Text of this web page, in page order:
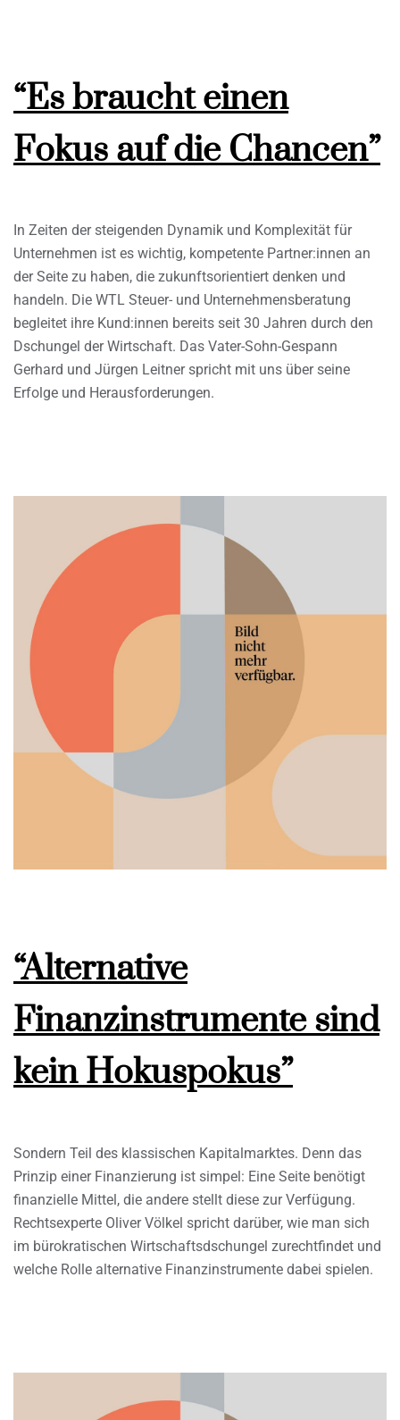
“Es braucht einen
Fokus auf die Chancen”
In Zeiten der steigenden Dynamik und Komplexität für
Unternehmen ist es wichtig, kompetente Partner:innen an
der Seite zu haben, die zukunftsorientiert denken und
handeln. Die WTL Steuer- und Unternehmensberatung
begleitet ihre Kund:innen bereits seit 30 Jahren durch den
Dschungel der Wirtschaft. Das Vater-Sohn-Gespann
Gerhard und Jürgen Leitner spricht mit uns über seine
Erfolge und Herausforderungen.
“Alternative
Finanzinstrumente sind
kein Hokuspokus”
Sondern Teil des klassischen Kapitalmarktes. Denn das
Prinzip einer Finanzierung ist simpel: Eine Seite benötigt
finanzielle Mittel, die andere stellt diese zur Verfügung.
Rechtsexperte Oliver Völkel spricht darüber, wie man sich
im bürokratischen Wirtschaftsdschungel zurechtfindet und
welche Rolle alternative Finanzinstrumente dabei spielen.